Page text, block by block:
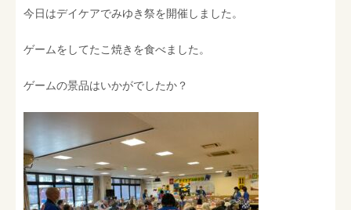
今日はデイケアでみゆき祭を開催しました。
ゲームをしてたこ焼きを食べました。
ゲームの景品はいかがでしたか？